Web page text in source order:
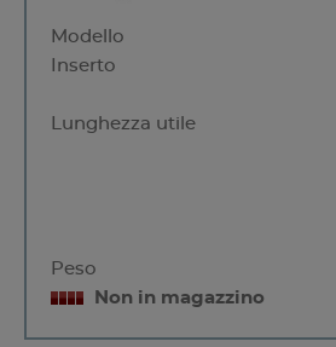
Modello
Inserto
Lunghezza utile
Peso
Non in magazzino